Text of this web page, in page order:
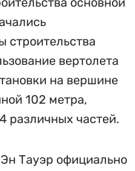
строительства
вертолета
на вершине
102 метра,
различных частей.
Тауэр официально